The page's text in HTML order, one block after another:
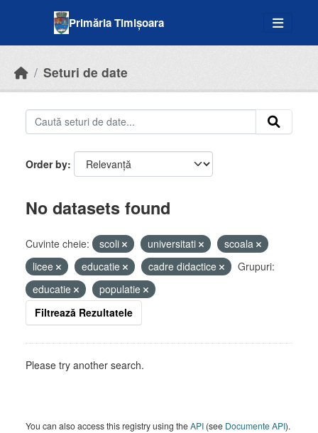
Primăria Timișoara
Seturi de date
Order by
No datasets found
Cuvinte cheie: scoli universitati
scoala
licee
educatie cadre didactice
Grupuri:
educatie
populatie
Filtrează Rezultatele
Please try another search.
You can also access this registry using theAPI (see Documente API).